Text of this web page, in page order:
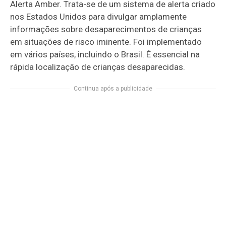
Alerta Amber. Trata-se de um sistema de alerta criado
nos Estados Unidos para divulgar amplamente
informações sobre desaparecimentos de crianças
em situações de risco iminente. Foi implementado
em vários países, incluindo o Brasil. É essencial na
rápida localização de crianças desaparecidas.
Continua após a publicidade